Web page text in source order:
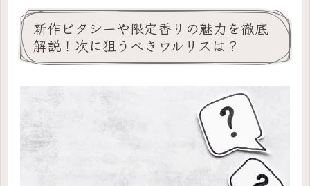
新作ビタシーや限定香りの魅力を徹底
解説！次に狙うべきウルリスは？